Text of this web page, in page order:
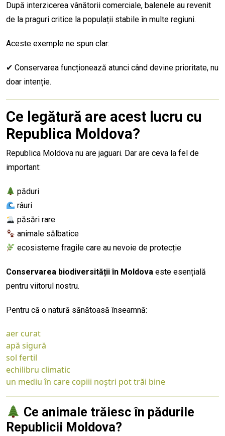
După interzicerea vânătorii comerciale, balenele au revenit
de la praguri critice la populații stabile în multe regiuni.
Aceste exemple ne spun clar:
✔ Conservarea funcționează atunci când devine prioritate, nu
doar intenție.
Ce legătură are acest lucru cu
Republica Moldova?
Republica Moldova nu are jaguari. Dar are ceva la fel de
important:
păduri
râuri
păsări rare
animale sălbatice
ecosisteme fragile care au nevoie de protecție
Conservarea biodiversității în Moldova este esențială
pentru viitorul nostru.
Pentru că o natură sănătoasă înseamnă:
aer curat
apă sigură
sol fertil
echilibru climatic
un mediu în care copiii noștri pot trăi bine
Ce animale trăiesc în pădurile
Republicii Moldova?